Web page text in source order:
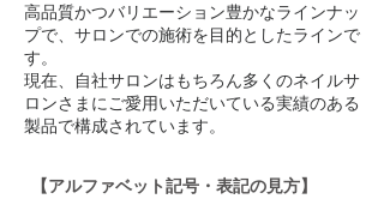
高品質かつバリエーション豊かなラインナッ
プで、サロンでの施術を目的としたラインで
す。
現在、自社サロンはもちろん多くのネイルサ
ロンさまにご愛用いただいている実績のある
製品で構成されています。
【アルファベット記号・表記の見方】